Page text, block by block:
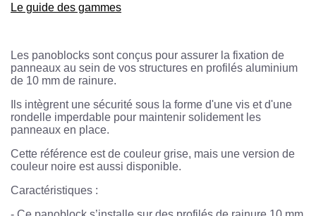
Le guide des gammes
Les panoblocks sont conçus pour assurer la fixation de
panneaux au sein de vos structures en profilés aluminium
de 10 mm de rainure.
Ils intègrent une sécurité sous la forme d'une vis et d'une
rondelle imperdable pour maintenir solidement les
panneaux en place.
Cette référence est de couleur grise, mais une version de
couleur noire est aussi disponible.
Caractéristiques :